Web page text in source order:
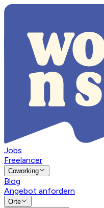
Jobs
Freelancer
Coworking
Blog
Angebot anfordern
Orte